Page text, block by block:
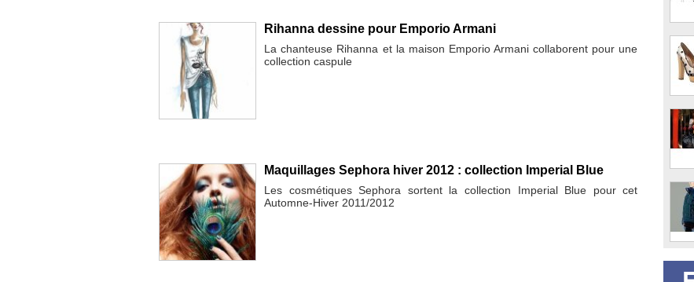
Rihanna dessine pour Emporio Armani
La chanteuse Rihanna et la maison Emporio Armani collaborent pour une
collection caspule
Maquillages Sephora hiver 2012 : collection Imperial Blue
Les cosmétiques Sephora sortent la collection Imperial Blue pour cet
Automne-Hiver 2011/2012